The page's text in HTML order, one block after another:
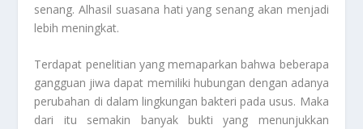
senang. Alhasil suasana hati yang senang akan menjadi
lebih meningkat.
Terdapat penelitian yang memaparkan bahwa beberapa
gangguan jiwa dapat memiliki hubungan dengan adanya
perubahan di dalam lingkungan bakteri pada usus. Maka
dari itu semakin banyak bukti yang menunjukkan